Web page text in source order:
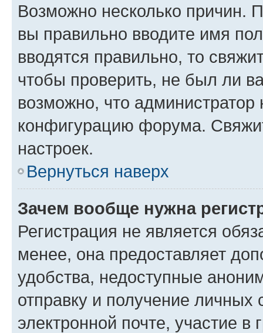
Возможно несколько причин.
вы правильно вводите имя
вводятся правильно, то
чтобы проверить, не был ли
возможно, что администратор
конфигурацию форума.
настроек.
Вернуться наверх
Зачем вообще нужна
Регистрация не является
менее, она предоставляет
удобства, недоступные
отправку и получение
электронной почте, участие в